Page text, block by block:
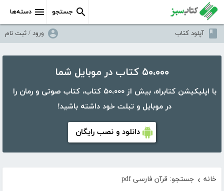
دسته‌ها جستجو
آپلود کتاب ورود / ثبت نام
۵۰،۰۰۰ کتاب در موبایل شما
با اپلیکیشن کتابراه، بیش از ۵۰،۰۰۰ کتاب، کتاب صوتی و رمان را
در موبایل و تبلت خود داشته باشید!
دانلود و نصب رایگان
خانه › جستجو: قرآن فارسی pdf